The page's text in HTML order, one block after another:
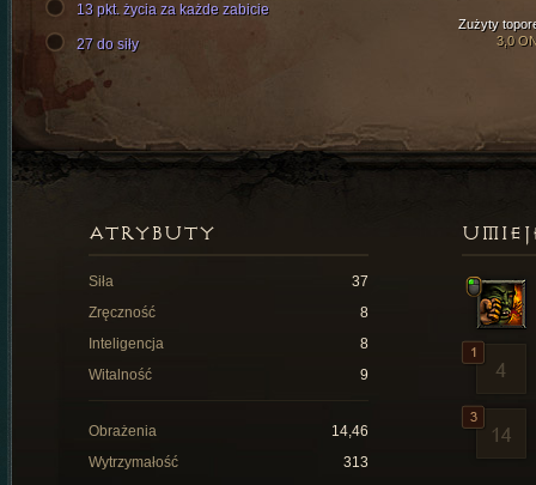
Zużyty
3,0
13 pkt. życia za każde zabicie
27 do siły
ATRYBUTY
Siła
37
Zręczność
8
Inteligencja
8
Witalność
9
Obrażenia
14,46
Wytrzymałość
313